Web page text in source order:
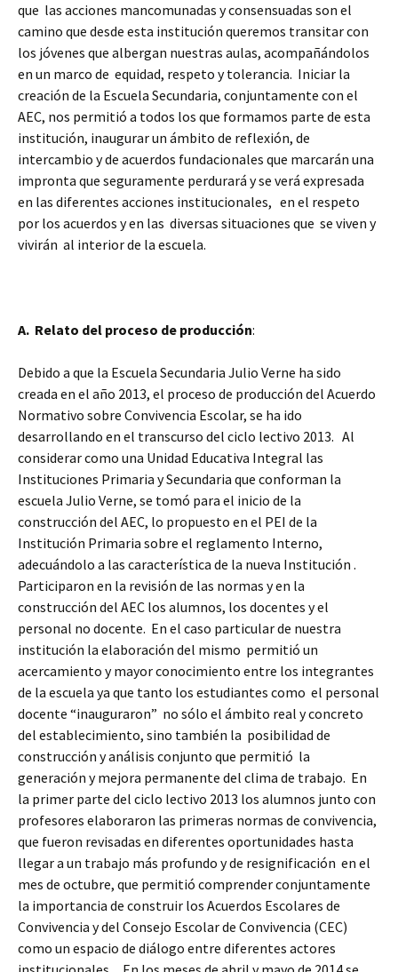
que las acciones mancomunadas y consensuadas son el
camino que desde esta institución queremos transitar con
los jóvenes que albergan nuestras aulas, acompañándolos
en un marco de equidad, respeto y tolerancia. Iniciar la
creación de la Escuela Secundaria, conjuntamente con el
AEC, nos permitió a todos los que formamos parte de esta
institución, inaugurar un ámbito de reflexión, de
intercambio y de acuerdos fundacionales que marcarán una
impronta que seguramente perdurará y se verá expresada
en las diferentes acciones institucionales, en el respeto
por los acuerdos y en las diversas situaciones que se viven y
vivirán al interior de la escuela.
A. Relato del proceso de producción:
Debido a que la Escuela Secundaria Julio Verne ha sido
creada en el año 2013, el proceso de producción del Acuerdo
Normativo sobre Convivencia Escolar, se ha ido
desarrollando en el transcurso del ciclo lectivo 2013. Al
considerar como una Unidad Educativa Integral las
Instituciones Primaria y Secundaria que conforman la
escuela Julio Verne, se tomó para el inicio de la
construcción del AEC, lo propuesto en el PEI de la
Institución Primaria sobre el reglamento Interno,
adecuándolo a las característica de la nueva Institución .
Participaron en la revisión de las normas y en la
construcción del AEC los alumnos, los docentes y el
personal no docente. En el caso particular de nuestra
institución la elaboración del mismo permitió un
acercamiento y mayor conocimiento entre los integrantes
de la escuela ya que tanto los estudiantes como el personal
docente “inauguraron” no sólo el ámbito real y concreto
del establecimiento, sino también la posibilidad de
construcción y análisis conjunto que permitió la
generación y mejora permanente del clima de trabajo. En
la primer parte del ciclo lectivo 2013 los alumnos junto con
profesores elaboraron las primeras normas de convivencia,
que fueron revisadas en diferentes oportunidades hasta
llegar a un trabajo más profundo y de resignificación en el
mes de octubre, que permitió comprender conjuntamente
la importancia de construir los Acuerdos Escolares de
Convivencia y del Consejo Escolar de Convivencia (CEC)
como un espacio de diálogo entre diferentes actores